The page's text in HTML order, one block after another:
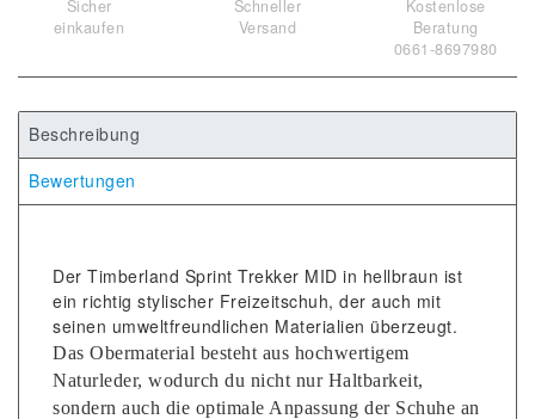
Sicher
einkaufen
Schneller
Versand
Kostenlose
Beratung
0661-8697980
Beschreibung
Bewertungen
Der Timberland Sprint Trekker MID in hellbraun ist
ein richtig stylischer Freizeitschuh, der auch mit
seinen umweltfreundlichen Materialien überzeugt.
Das Obermaterial besteht aus hochwertigem
Naturleder, wodurch du nicht nur Haltbarkeit,
sondern auch die optimale Anpassung der Schuhe an